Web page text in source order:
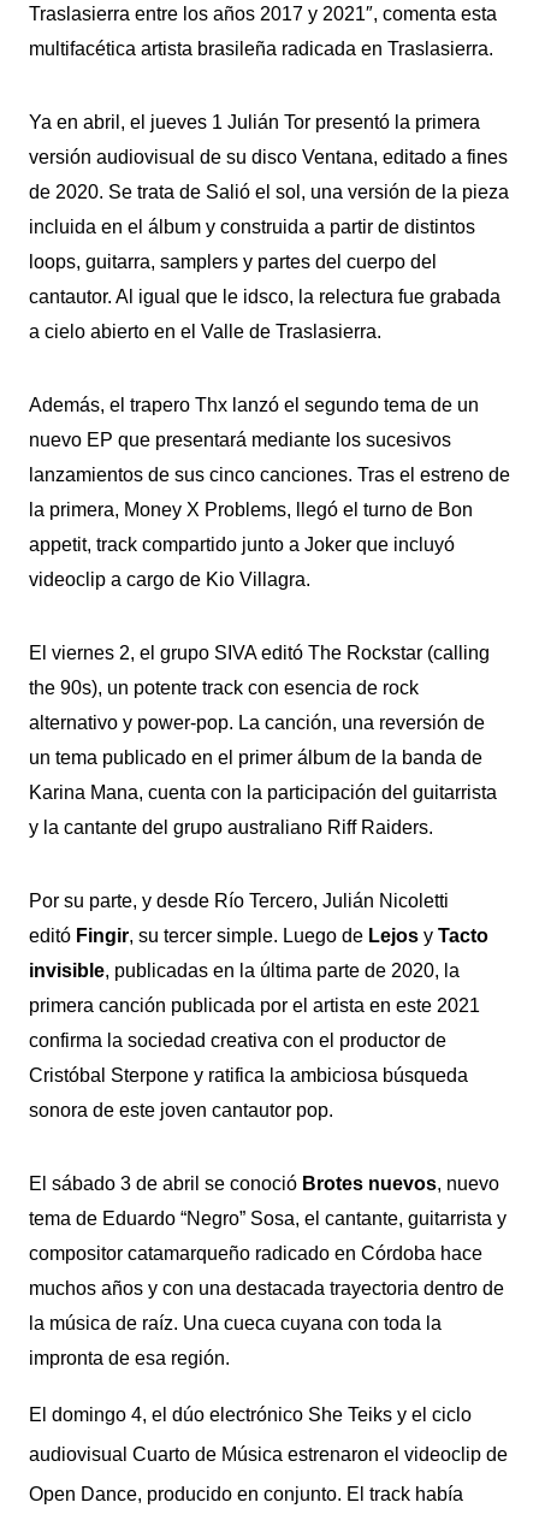
Traslasierra entre los años 2017 y 2021″, comenta esta
multifacética artista brasileña radicada en Traslasierra.
Ya en abril, el jueves 1 Julián Tor presentó la primera
versión audiovisual de su disco Ventana, editado a fines
de 2020. Se trata de Salió el sol, una versión de la pieza
incluida en el álbum y construida a partir de distintos
loops, guitarra, samplers y partes del cuerpo del
cantautor. Al igual que le idsco, la relectura fue grabada
a cielo abierto en el Valle de Traslasierra.
Además, el trapero Thx lanzó el segundo tema de un
nuevo EP que presentará mediante los sucesivos
lanzamientos de sus cinco canciones. Tras el estreno de
la primera, Money X Problems, llegó el turno de Bon
appetit, track compartido junto a Joker que incluyó
videoclip a cargo de Kio Villagra.
El viernes 2, el grupo SIVA editó The Rockstar (calling
the 90s), un potente track con esencia de rock
alternativo y power-pop. La canción, una reversión de
un tema publicado en el primer álbum de la banda de
Karina Mana, cuenta con la participación del guitarrista
y la cantante del grupo australiano Riff Raiders.
Por su parte, y desde Río Tercero, Julián Nicoletti
editó Fingir, su tercer simple. Luego de Lejos y Tacto
invisible, publicadas en la última parte de 2020, la
primera canción publicada por el artista en este 2021
confirma la sociedad creativa con el productor de
Cristóbal Sterpone y ratifica la ambiciosa búsqueda
sonora de este joven cantautor pop.
El sábado 3 de abril se conoció Brotes nuevos, nuevo
tema de Eduardo “Negro” Sosa, el cantante, guitarrista y
compositor catamarqueño radicado en Córdoba hace
muchos años y con una destacada trayectoria dentro de
la música de raíz. Una cueca cuyana con toda la
impronta de esa región.
El domingo 4, el dúo electrónico She Teiks y el ciclo
audiovisual Cuarto de Música estrenaron el videoclip de
Open Dance, producido en conjunto. El track había